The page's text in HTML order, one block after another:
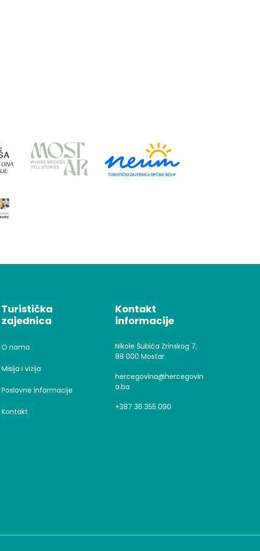
Turistička
zajednica
O nama
Misija i vizija
Poslovne informacije
Kontakt
Kontakt
informacije
Nikole Šubića Zrinskog 7,
88 000 Mostar
hercegovina@hercegovin
a.ba
+387 36 355 090